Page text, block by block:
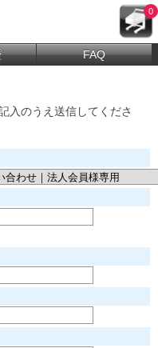
0
FAQ
入のうえ送信してくださ